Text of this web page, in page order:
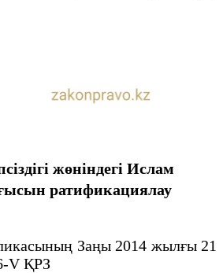
жөніндегі Ислам
ратификациялау
Заңы 2014 жылғы 21
V ҚРЗ